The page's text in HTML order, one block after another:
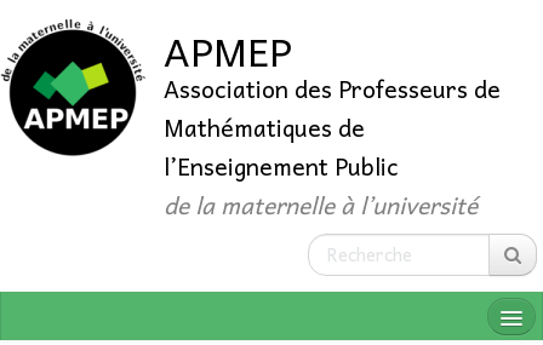
APMEP
Association des Professeurs de
Mathématiques de
l’Enseignement Public
de la maternelle à l’université